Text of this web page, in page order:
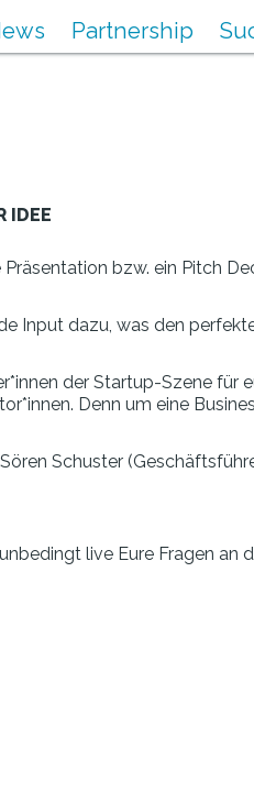
Partnership
IDEE
bzw. ein Pitch
Input dazu, was den
der Startup-Szene für
Denn um eine
Schuster
live Eure Fragen an